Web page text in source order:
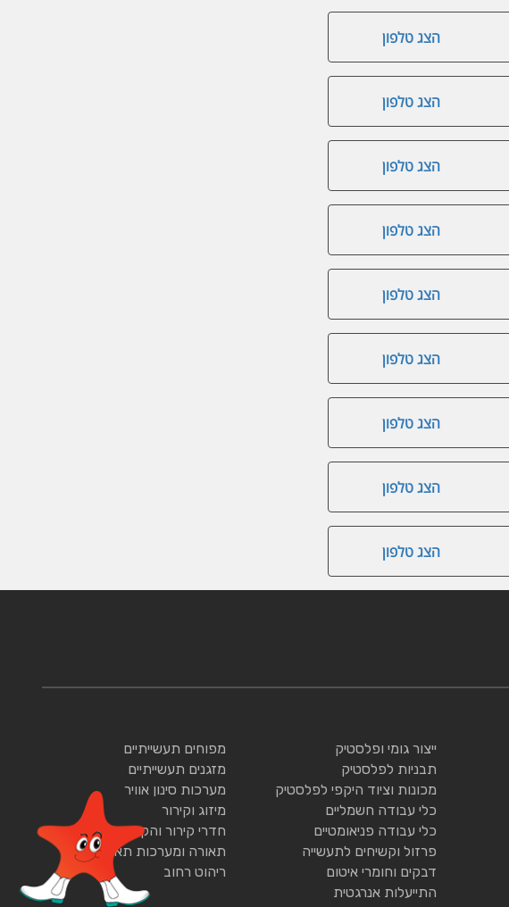
הצג טלפון
הצג טלפון
הצג טלפון
הצג טלפון
הצג טלפון
הצג טלפון
הצג טלפון
הצג טלפון
הצג טלפון
ייצור גומי ופלסטיק
תבניות לפלסטיק
מכונות וציוד היקפי לפלסטיק
כלי עבודה חשמליים
כלי עבודה פניאומטיים
פרזול וקשיחים לתעשייה
דבקים וחומרי איטום
התייעלות אנרגטית
מפוחים תעשייתיים
מזגנים תעשייתיים
מערכות סינון אוויר
מיזוג וקירור
חדרי קירור והקפאה
תאורה ומערכות תאורה
ריהוט רחוב